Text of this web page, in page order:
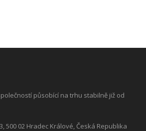
působící na trhu stabilně již od
500 02 Hradec Králové, Česká Republika